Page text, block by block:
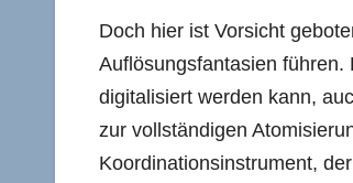
Doch hier ist Vorsicht
Auflösungsfantasien
digitalisiert werden kann,
zur vollständigen
Koordinationsinstrument,